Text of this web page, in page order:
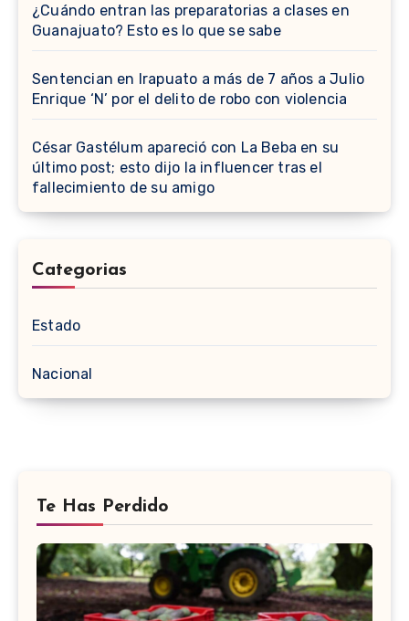
¿Cuándo entran las preparatorias a clases en
Guanajuato? Esto es lo que se sabe
Sentencian en Irapuato a más de 7 años a Julio
Enrique ‘N’ por el delito de robo con violencia
César Gastélum apareció con La Beba en su
último post; esto dijo la influencer tras el
fallecimiento de su amigo
Categorias
Estado
Nacional
Te Has Perdido